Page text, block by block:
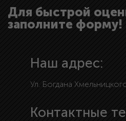
Для быстрой
заполните форму!
Наш адрес:
Ул. Богдана
Контактные